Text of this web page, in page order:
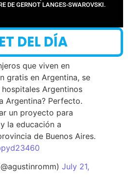
DE GERNOT LANGES-SWAROVSKI.
DEL DÍA
que viven en
gratis en Argentina, se
Argentinos
Argentina? Perfecto.
un proyecto para
la educación a
de Buenos Aires.
July 21,